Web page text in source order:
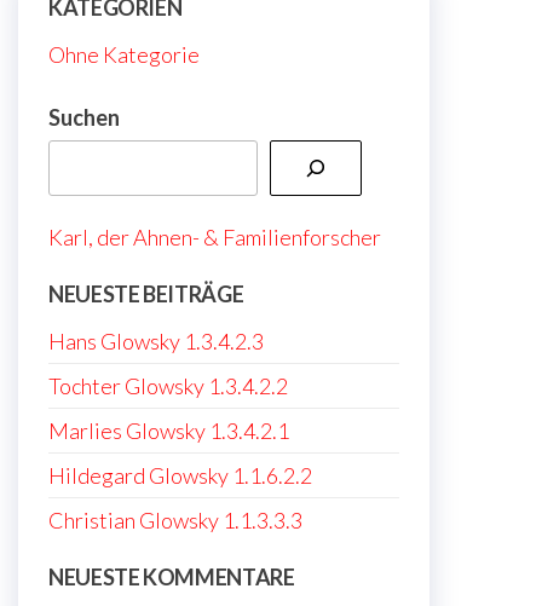
KATEGORIEN
Ohne Kategorie
Suchen
Karl, der Ahnen- & Familienforscher
NEUESTE BEITRÄGE
Hans Glowsky 1.3.4.2.3
Tochter Glowsky 1.3.4.2.2
Marlies Glowsky 1.3.4.2.1
Hildegard Glowsky 1.1.6.2.2
Christian Glowsky 1.1.3.3.3
NEUESTE KOMMENTARE